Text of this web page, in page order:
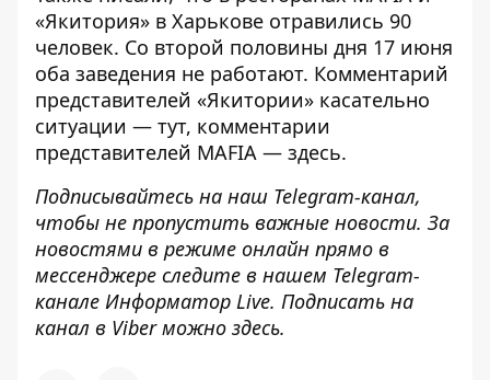
«Якитория» в Харькове отравились 90
человек. Со второй половины дня 17 июня
оба заведения не работают. Комментарий
представителей «Якитории» касательно
ситуации — тут, комментарии
представителей MAFIA — здесь.
Подписывайтесь на наш Telegram-канал,
чтобы не пропустить важные новости. За
новостями в режиме онлайн прямо в
мессенджере следите в нашем Telegram-
канале Информатор Live. Подписать на
канал в Viber можно здесь.